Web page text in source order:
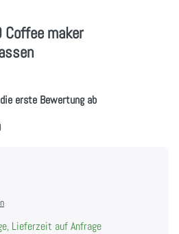
maker
erste Bewertung ab
Lieferzeit auf Anfrage